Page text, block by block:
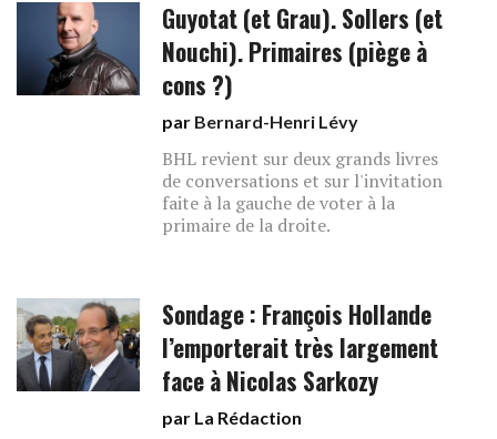
Guyotat (et Grau). Sollers (et
Nouchi). Primaires (piège à
cons ?)
par Bernard-Henri Lévy
BHL revient sur deux grands livres
de conversations et sur l'invitation
faite à la gauche de voter à la
primaire de la droite.
Sondage : François Hollande
l’emporterait très largement
face à Nicolas Sarkozy
par La Rédaction